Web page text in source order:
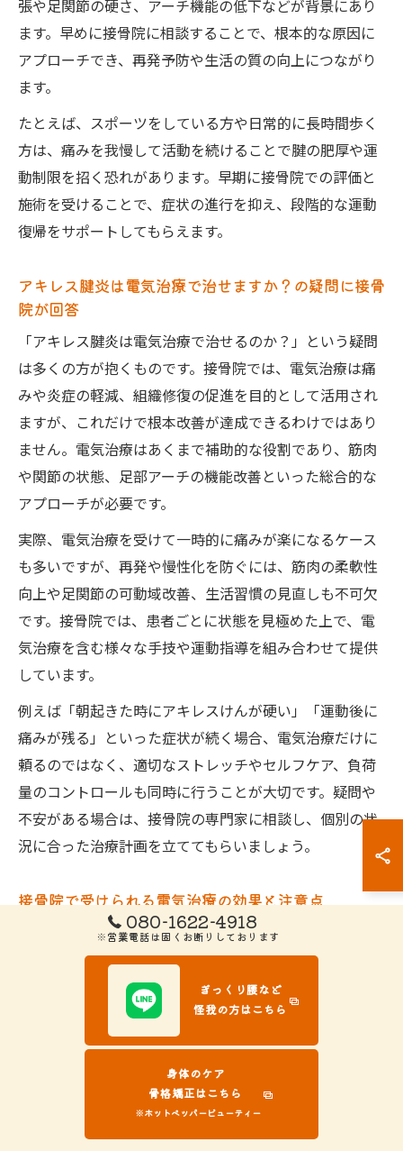
張や足関節の硬さ、アーチ機能の低下などが背景にあり
ます。早めに接骨院に相談することで、根本的な原因に
アプローチでき、再発予防や生活の質の向上につながり
ます。
たとえば、スポーツをしている方や日常的に長時間歩く
方は、痛みを我慢して活動を続けることで腱の肥厚や運
動制限を招く恐れがあります。早期に接骨院での評価と
施術を受けることで、症状の進行を抑え、段階的な運動
復帰をサポートしてもらえます。
アキレス腱炎は電気治療で治せますか？の疑問に接骨
院が回答
「アキレス腱炎は電気治療で治せるのか？」という疑問
は多くの方が抱くものです。接骨院では、電気治療は痛
みや炎症の軽減、組織修復の促進を目的として活用され
ますが、これだけで根本改善が達成できるわけではあり
ません。電気治療はあくまで補助的な役割であり、筋肉
や関節の状態、足部アーチの機能改善といった総合的な
アプローチが必要です。
実際、電気治療を受けて一時的に痛みが楽になるケース
も多いですが、再発や慢性化を防ぐには、筋肉の柔軟性
向上や足関節の可動域改善、生活習慣の見直しも不可欠
です。接骨院では、患者ごとに状態を見極めた上で、電
気治療を含む様々な手技や運動指導を組み合わせて提供
しています。
例えば「朝起きた時にアキレスけんが硬い」「運動後に
痛みが残る」といった症状が続く場合、電気治療だけに
頼るのではなく、適切なストレッチやセルフケア、負荷
量のコントロールも同時に行うことが大切です。疑問や
不安がある場合は、接骨院の専門家に相談し、個別の状
況に合った治療計画を立ててもらいましょう。
接骨院で受けられる電気治療の効果と注意点
接骨院で用いられる電気治療には、低周波や超音波など
複数の種類があり、アキレス腱周囲の血流改善や痛みの
緩和、炎症の抑制、組織修復促進といった効果が期待さ
れます。これにより、痛みが和らぎ、動作のしやすさが
向上するケースも多いです。
しかし、電気治療はあくまで症状緩和や回復促進のため
の補助的アプローチです。慢性化した腱炎や腱肥厚な
ど、根本的な原因が解決されないまま継続的に電気治療
080-1622-4918
※営業電話は固くお断りしております
ぎっくり腰など
怪我の方はこちら
身体のケア
骨格矯正はこちら
※ホットペッパービューティー